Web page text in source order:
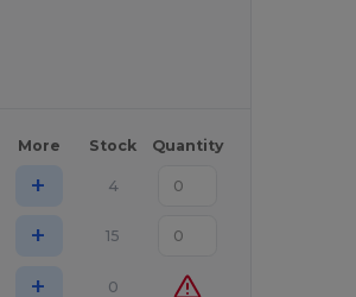
More Stock Quantity
+ 4
+ 15
+ 0